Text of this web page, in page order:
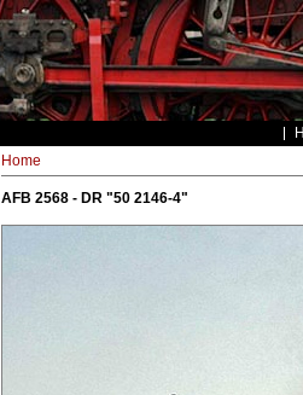
Home
AFB 2568 - DR "50 2146-4"